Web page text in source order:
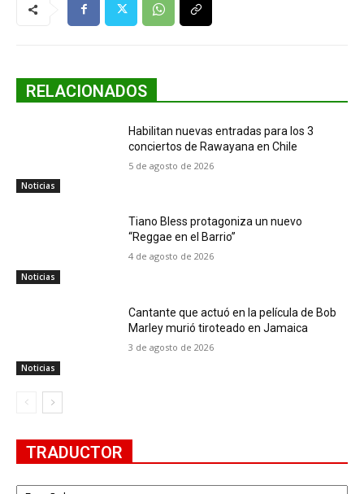
RELACIONADOS
Noticias
Habilitan nuevas entradas para los 3
conciertos de Rawayana en Chile
5 de agosto de 2026
Noticias
Tiano Bless protagoniza un nuevo
“Reggae en el Barrio”
4 de agosto de 2026
Noticias
Cantante que actuó en la película de Bob
Marley murió tiroteado en Jamaica
3 de agosto de 2026
TRADUCTOR